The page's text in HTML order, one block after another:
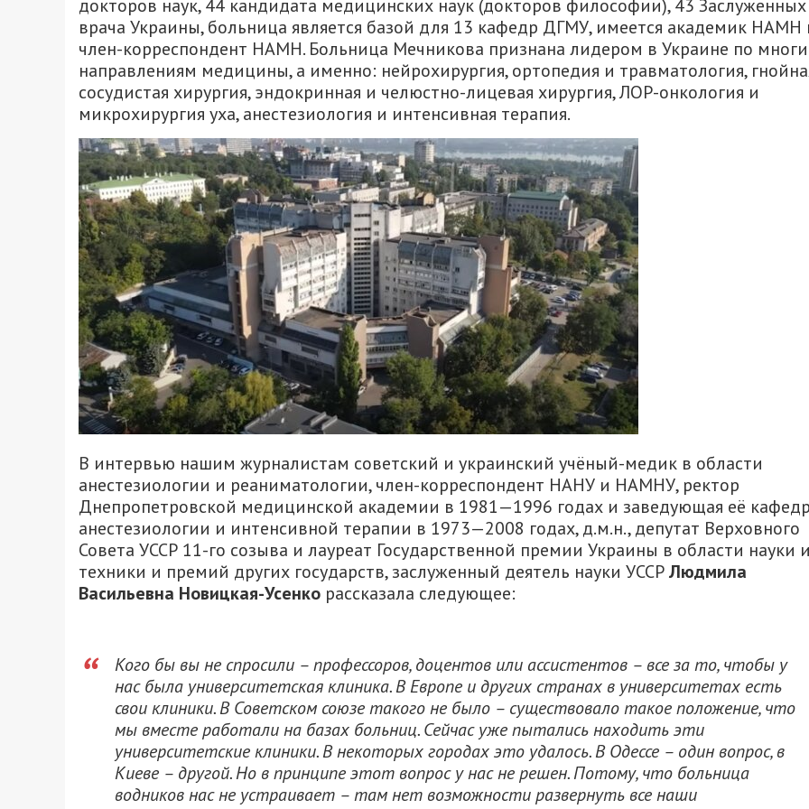
докторов наук, 44 кандидата медицинских наук (докторов философии), 43 Заслуженных
врача Украины, больница является базой для 13 кафедр ДГМУ, имеется академик НАМН
член-корреспондент НАМН. Больница Мечникова признана лидером в Украине по
направлениям медицины, а именно: нейрохирургия, ортопедия и травматология,
сосудистая хирургия, эндокринная и челюстно-лицевая хирургия, ЛОР-онкология и
микрохирургия уха, анестезиология и интенсивная терапия.
В интервью нашим журналистам советский и украинский учёный-медик в области
анестезиологии и реаниматологии, член-корреспондент НАНУ и НАМНУ, ректор
Днепропетровской медицинской академии в 1981—1996 годах и заведующая её
анестезиологии и интенсивной терапии в 1973—2008 годах, д.м.н., депутат Верховного
Совета УССР 11-го созыва и лауреат Государственной премии Украины в области науки и
техники и премий других государств, заслуженный деятель науки УССРЛюдмила
Васильевна Новицкая-Усенко рассказала следующее:
Кого бы вы не спросили – профессоров, доцентов или ассистентов – все за то, чтобы у
нас была университетская клиника. В Европе и других странах в университетах есть
свои клиники. В Советском союзе такого не было – существовало такое положение, что
мы вместе работали на базах больниц. Сейчас уже пытались находить эти
университетские клиники. В некоторых городах это удалось. В Одессе – один вопрос, в
Киеве – другой. Но в принципе этот вопрос у нас не решен. Потому, что больница
водников нас не устраивает – там нет возможности развернуть все наши